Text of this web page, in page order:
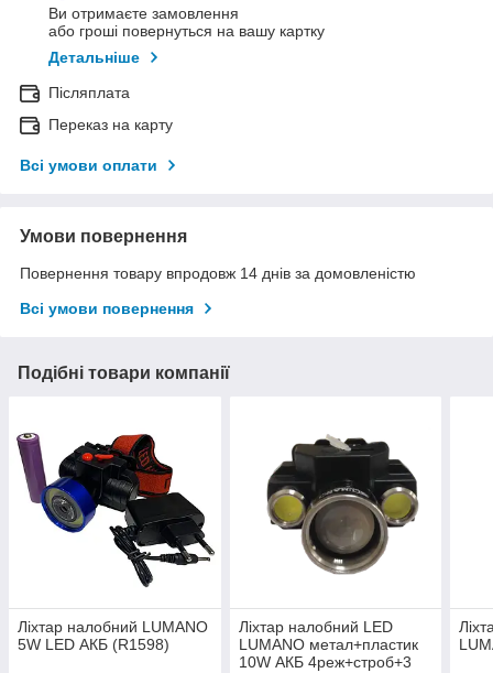
Ви отримаєте замовлення
або гроші повернуться на вашу картку
Детальніше
Післяплата
Переказ на карту
Всі умови оплати
Умови повернення
Повернення товару впродовж 14 днів за домовленістю
Всі умови повернення
Подібні товари компанії
Ліхтар налобний LUMANO
5W LED АКБ (R1598)
Ліхтар налобний LED
LUMANO метал+пластик
10W АКБ 4реж+строб+3